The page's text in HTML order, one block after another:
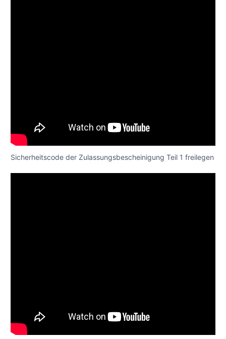
Sicherheitscode der Zulassungsbescheinigung Teil 1 freilegen